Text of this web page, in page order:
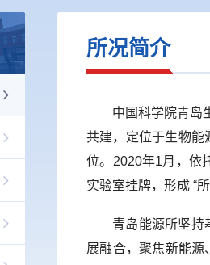
所况简介
中国科学院青岛
共建，定位于生物能
位。2020年1月，依
实验室挂牌，形成 “
青岛能源所坚持
展融合，聚焦新能